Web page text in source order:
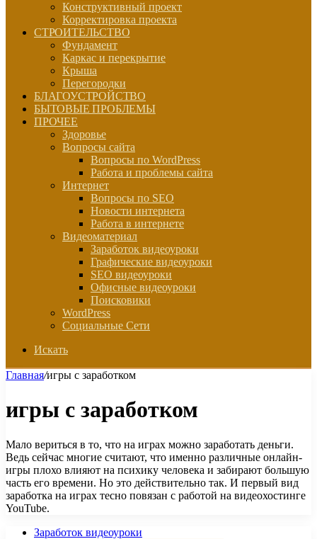
Конструктивный проект
Корректировка проекта
СТРОИТЕЛЬСТВО
Фундамент
Каркас и перекрытие
Крыша
Перегородки
БЛАГОУСТРОЙСТВО
БЫТОВЫЕ ПРОБЛЕМЫ
ПРОЧЕЕ
Здоровье
Вопросы сайта
Вопросы по WordPress
Работа и проблемы сайта
Интернет
Вопросы по SEO
Новости интернета
Работа в интернете
Видеоматериал
Заработок видеоуроки
Графические видеоуроки
SEO видеоуроки
Офисные видеоуроки
Поисковики
WordPress
Социальные Сети
Искать
Главная/игры с заработком
игры с заработком
Мало вериться в то, что на играх можно заработать деньги.
Ведь сейчас многие считают, что именно различные онлайн-
игры плохо влияют на психику человека и забирают большую
часть его времени. Но это действительно так. И первый вид
заработка на играх тесно повязан с работой на видеохостинге
YouTube.
Заработок видеоуроки